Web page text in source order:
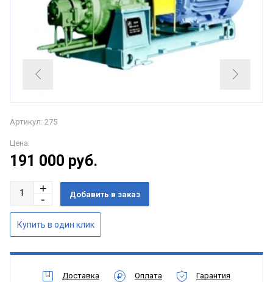
Артикул: 275
Цена:
191 000 руб.
Доставка Оплата Гарантия